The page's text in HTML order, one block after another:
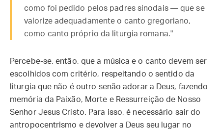
como foi pedido pelos padres sinodais — que se
valorize adequadamente o canto gregoriano,
como canto próprio da liturgia romana."
Percebe-se, então, que a música e o canto devem ser
escolhidos com critério, respeitando o sentido da
liturgia que não é outro senão adorar a Deus, fazendo
memória da Paixão, Morte e Ressurreição de Nosso
Senhor Jesus Cristo. Para isso, é necessário sair do
antropocentrismo e devolver a Deus seu lugar no